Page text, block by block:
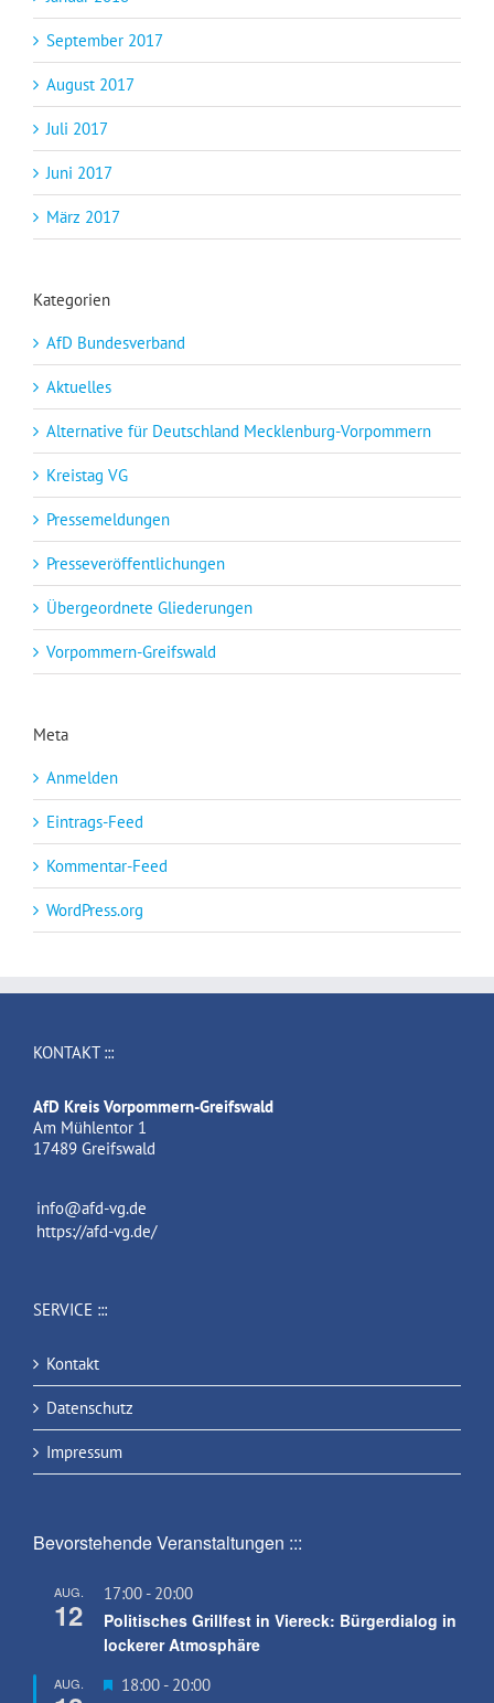
September 2017
August 2017
Juli 2017
Juni 2017
März 2017
Kategorien
AfD Bundesverband
Aktuelles
Alternative für Deutschland Mecklenburg-Vorpommern
Kreistag VG
Pressemeldungen
Presseveröffentlichungen
Übergeordnete Gliederungen
Vorpommern-Greifswald
Meta
Anmelden
Eintrags-Feed
Kommentar-Feed
WordPress.org
KONTAKT :::
AfD Kreis Vorpommern-Greifswald
Am Mühlentor 1
17489 Greifswald
info@afd-vg.de
https://afd-vg.de/
SERVICE :::
Kontakt
Datenschutz
Impressum
Bevorstehende Veranstaltungen :::
AUG.
12
17:00 - 20:00
Politisches Grillfest in Viereck: Bürgerdialog in
lockerer Atmosphäre
AUG. Hervorgehoben
18:00 - 20:00